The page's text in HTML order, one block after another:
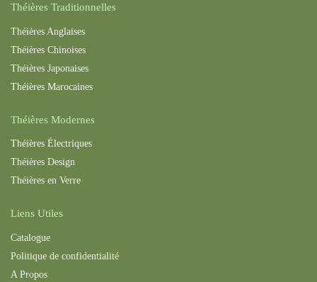
Théières Traditionnelles
Théières Anglaises
Théières Chinoises
Théières Japonaises
Théières Marocaines
Théières Modernes
Théières Électriques
Théières Design
Théières en Verre
Liens Utiles
Catalogue
Politique de confidentialité
A Propos